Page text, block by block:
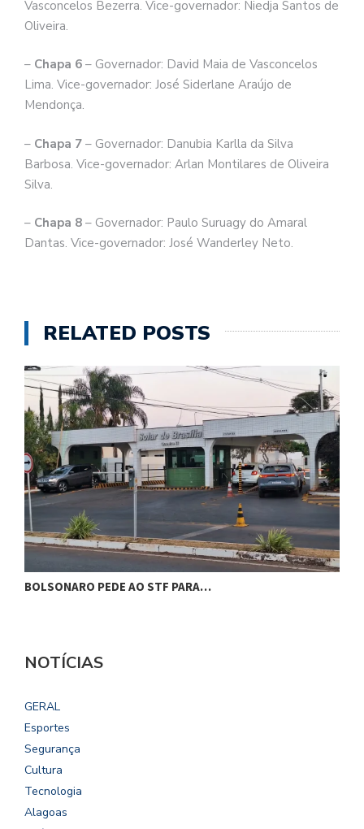
Vasconcelos Bezerra. Vice-governador: Niedja Santos de
Oliveira.
– Chapa 6 – Governador: David Maia de Vasconcelos
Lima. Vice-governador: José Siderlane Araújo de
Mendonça.
– Chapa 7 – Governador: Danubia Karlla da Silva
Barbosa. Vice-governador: Arlan Montilares de Oliveira
Silva.
– Chapa 8 – Governador: Paulo Suruagy do Amaral
Dantas. Vice-governador: José Wanderley Neto.
RELATED POSTS
BOLSONARO PEDE AO STF PARA…
NOTÍCIAS
GERAL
Esportes
Segurança
Cultura
Tecnologia
Alagoas